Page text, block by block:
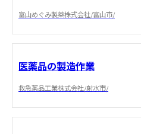
富山めぐみ製薬株式会社/富山市/
医薬品の製造作業
救急薬品工業株式会社/射水市/